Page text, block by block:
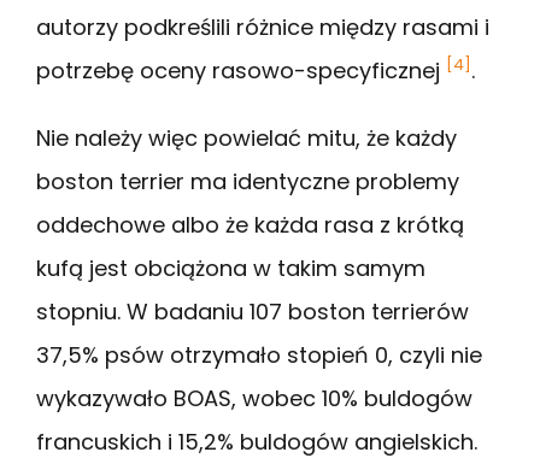
autorzy podkreślili różnice między rasami i
potrzebę oceny rasowo-specyficznej [4] .
Nie należy więc powielać mitu, że każdy
boston terrier ma identyczne problemy
oddechowe albo że każda rasa z krótką
kufą jest obciążona w takim samym
stopniu. W badaniu 107 boston terrierów
37,5% psów otrzymało stopień 0, czyli nie
wykazywało BOAS, wobec 10% buldogów
francuskich i 15,2% buldogów angielskich.